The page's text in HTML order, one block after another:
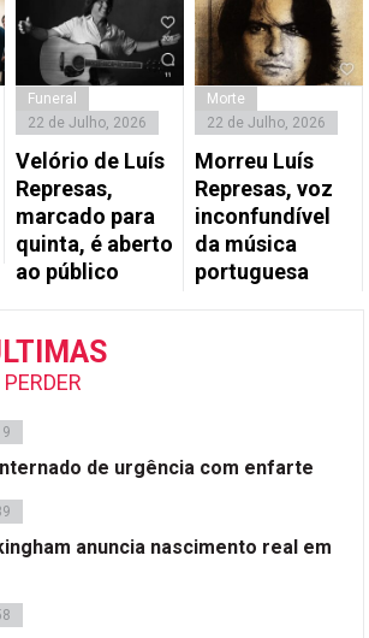
Funeral
22 de Julho, 2026
Velório de Luís
Represas,
marcado para
quinta, é aberto
ao público
Morte
22 de Julho, 2026
Morreu Luís
Represas, voz
inconfundível
da música
portuguesa
de urgência com enfarte
anuncia nascimento real em